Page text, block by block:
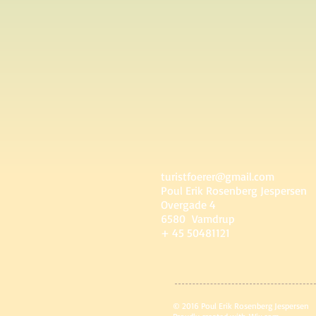
turistfoerer@gmail.com
Poul Erik Rosenberg Jespersen
Overgade 4
6580 Vamdrup
+ 45 50481121
© 2016 Poul Erik Rosenberg Jespersen